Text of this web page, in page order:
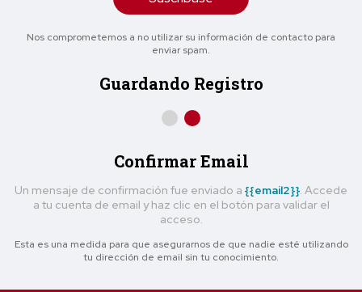
Nos comprometemos a no utilizar su información de contacto para
enviar spam.
Guardando Registro
Confirmar Email
Un mensaje de confirmación fue enviado a {{email2}} . Accede
a tu cuenta de email y haz clic en el botón para validar el
acceso.
Esta es una medida para que asegurarnos de que nadie esté utilizando
tu dirección de email sin tu conocimiento.